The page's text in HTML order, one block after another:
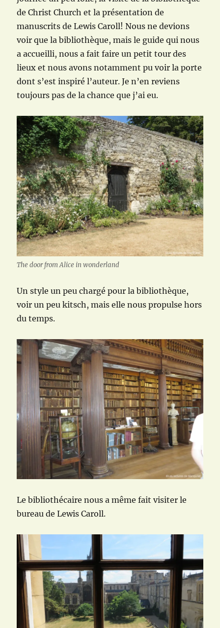
de Christ Church et la présentation de
manuscrits de Lewis Caroll! Nous ne devions
voir que la bibliothèque, mais le guide qui nous
a accueilli, nous a fait faire un petit tour des
lieux et nous avons notamment pu voir la porte
dont s’est inspiré l’auteur. Je n’en reviens
toujours pas de la chance que j’ai eu.
The door from Alice in wonderland
Un style un peu chargé pour la bibliothèque,
voir un peu kitsch, mais elle nous propulse hors
du temps.
Le bibliothécaire nous a même fait visiter le
bureau de Lewis Caroll.